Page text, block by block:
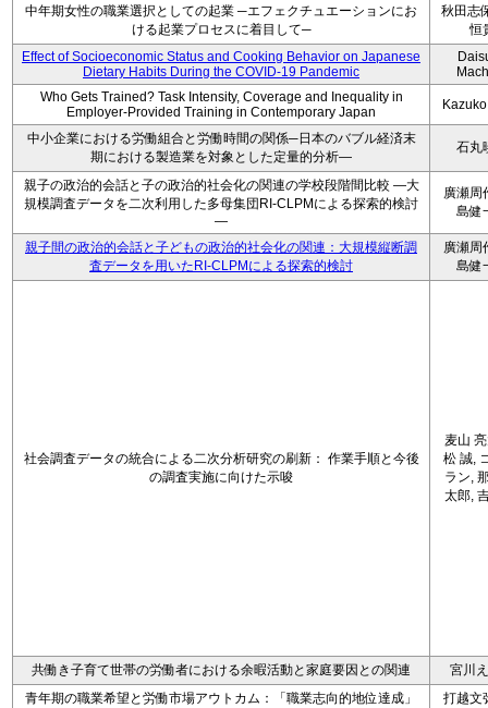
中年期女性の職業選択としての起業 ─エフェクチュエーションにお
ける起業プロセスに着目して─
秋田志
恒
Effect of Socioeconomic Status and Cooking Behavior on Japanese
Dietary Habits During the COVID-19 Pandemic
Who Gets Trained? Task Intensity, Coverage and Inequality in
Employer-Provided Training in Contemporary Japan
中小企業における労働組合と労働時間の関係─日本のバブル経済末
期における製造業を対象とした定量的分析―
石丸
親子の政治的会話と子の政治的社会化の関連の学校段階間比較 ―大
規模調査データを二次利用した多母集団RI-CLPMによる探索的検討
―
廣瀬周
島健
親子間の政治的会話と子どもの政治的社会化の関連：大規模縦断調
査データを用いたRI-CLPMによる探索的検討
廣瀬周
島健
社会調査データの統合による二次分析研究の刷新： 作業手順と今後
の調査実施に向けた示唆
麦山
松 誠,
ラン,
太郎,
共働き子育て世帯の労働者における余暇活動と家庭要因との関連
宮川
青年期の職業希望と労働市場アウトカム：「職業志向的地位達成」
打越文